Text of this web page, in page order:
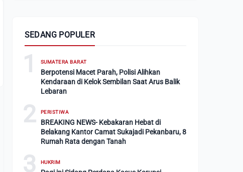
SEDANG POPULER
1 SUMATERA BARAT
Berpotensi Macet Parah, Polisi Alihkan
Kendaraan di Kelok Sembilan Saat Arus Balik
Lebaran
2 PERISTIWA
BREAKING NEWS- Kebakaran Hebat di
Belakang Kantor Camat Sukajadi Pekanbaru, 8
Rumah Rata dengan Tanah
3 HUKRIM